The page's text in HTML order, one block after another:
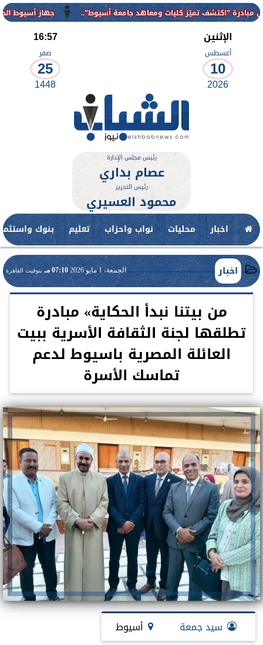
جهاز أسيوط الجديدة يواصل أعمال تطوير ورفع جامعة أسيوط”..
الإثنين
أغسطس
10
2026
16:57
صفر
25
1448
رئيس مجلس الإدارة
عصام بداري
رئيس التحرير
محمود العسيري
اخبار محليات نواب واحزاب تعليم بنوك
اخبار الجمعة، 1 مايو 2026 07:10 مـ بتوقيت القاهرة
من بيتنا نبدأ الحكاية» مبادرة
تطلقها لجنة الثقافة الأسرية ببيت
العائلة المصرية باسيوط لدعم
تماسك الأسرة
سيد جمعة أسيوط